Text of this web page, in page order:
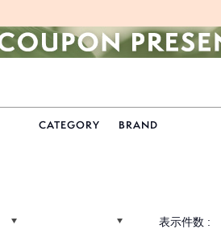
CATEGORY BRAND
表示件数 :